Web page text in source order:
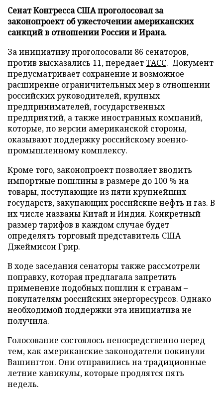
Сенат Конгресса США проголосовал за
законопроект об ужесточении американских
санкций в отношении России и Ирана.
За инициативу проголосовали 86 сенаторов,
против высказались 11, передаетТАСС. Документ
предусматривает сохранение и возможное
расширение ограничительных мер в отношении
российских руководителей, крупных
предпринимателей, государственных
предприятий, а также иностранных компаний,
которые, по версии американской стороны,
оказывают поддержку российскому военно-
промышленному комплексу.
Кроме того, законопроект позволяет вводить
импортные пошлины в размере до 100 % на
товары, поступающие из пяти крупнейших
государств, закупающих российские нефть и газ. В
их числе названы Китай и Индия. Конкретный
размер тарифов в каждом случае будет
определять торговый представитель США
Джеймисон Грир.
В ходе заседания сенаторы также рассмотрели
поправку, которая предлагала запретить
применение подобных пошлин к странам –
покупателям российских энергоресурсов. Однако
необходимой поддержки эта инициатива не
получила.
Голосование состоялось непосредственно перед
тем, как американские законодатели покинули
Вашингтон. Они отправились на традиционные
летние каникулы, которые продлятся пять
недель.